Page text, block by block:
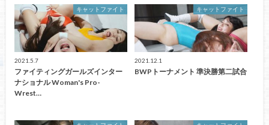
キャットファイト
2021.5.7
ファイティングガールズインター
ナショナル Woman's Pro-
Wrest…
キャットファイト
2021.12.1
BWPトーナメント 準決勝第二試合